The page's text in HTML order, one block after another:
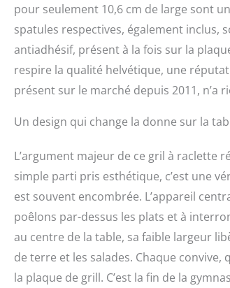
pour seulement 10,6 cm de large sont
spatules respectives, également inclus,
antiadhésif, présent à la fois sur la
respire la qualité helvétique, une
présent sur le marché depuis 2011, n’a
Un design qui change la donne sur la
L’argument majeur de ce gril à raclette
simple parti pris esthétique, c’est une
est souvent encombrée. L’appareil
poêlons par-dessus les plats et à
au centre de la table, sa faible largeur
de terre et les salades. Chaque
la plaque de grill. C’est la fin de la